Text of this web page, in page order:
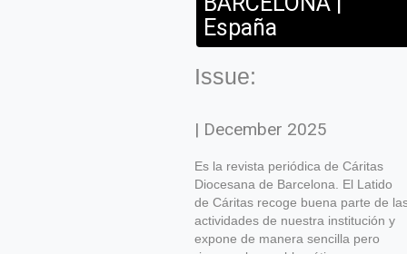
España
Issue:
| December 2025
Es la revista periódica de Cáritas
Diocesana de Barcelona. El Latido
de Cáritas recoge buena parte de
actividades de nuestra institución y
expone de manera sencilla pero